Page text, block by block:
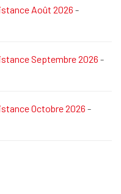
Août 2026 -
Septembre 2026 -
Octobre 2026 -